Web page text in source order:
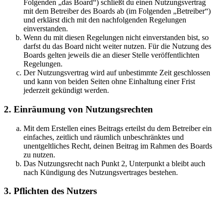
Folgenden „das Board“) schließt du einen Nutzungsvertrag
mit dem Betreiber des Boards ab (im Folgenden „Betreiber“)
und erklärst dich mit den nachfolgenden Regelungen
einverstanden.
Wenn du mit diesen Regelungen nicht einverstanden bist, so
darfst du das Board nicht weiter nutzen. Für die Nutzung des
Boards gelten jeweils die an dieser Stelle veröffentlichten
Regelungen.
Der Nutzungsvertrag wird auf unbestimmte Zeit geschlossen
und kann von beiden Seiten ohne Einhaltung einer Frist
jederzeit gekündigt werden.
2. Einräumung von Nutzungsrechten
Mit dem Erstellen eines Beitrags erteilst du dem Betreiber ein
einfaches, zeitlich und räumlich unbeschränktes und
unentgeltliches Recht, deinen Beitrag im Rahmen des Boards
zu nutzen.
Das Nutzungsrecht nach Punkt 2, Unterpunkt a bleibt auch
nach Kündigung des Nutzungsvertrages bestehen.
3. Pflichten des Nutzers